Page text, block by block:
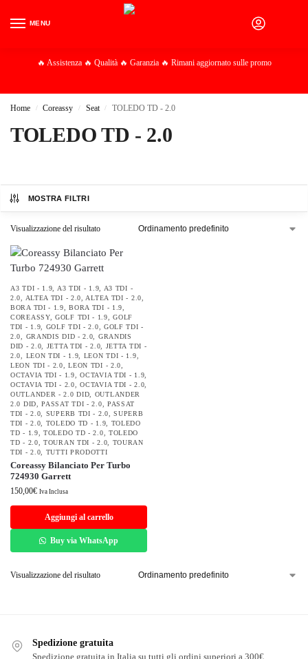
MENU
🔥 Assistenza 🔥 Qualità 🔥 Garanzia 🔥 Rimani aggiornato sulle promo
Home / Coreassy / Seat / TOLEDO TD - 2.0
TOLEDO TD - 2.0
MOSTRA FILTRI
Visualizzazione del risultato
A3 TDI - 1.9 A3 TDI - 1.9
A3 TDI -
2.0
ALTEA TDI - 2.0 ALTEA TDI - 2.0
BORA TDI - 1.9 ,BORA TDI - 1.9
COREASSY,GOLF TDI - 1.9 ,GOLF
TDI - 1.9
GOLF TDI - 2.0
GOLF TDI -
2.0
GRANDIS DID - 2.0
GRANDIS
DID - 2.0
JETTA TDI - 2.0
JETTA TDI -
2.0
LEON TDI - 1.9 LEON TDI - 1.9
LEON TDI - 2.0 ,LEON TDI - 2.0
OCTAVIA TDI - 1.9 ,OCTAVIA TDI - 1.9
OCTAVIA TDI - 2.0 ,OCTAVIA TDI - 2.0
OUTLANDER - 2.0 DID
OUTLANDER
2.0 DID ,PASSAT TDI - 2.0
PASSAT
TDI - 2.0
SUPERB TDI - 2.0 ,SUPERB
TDI - 2.0
TOLEDO TD - 1.9
TOLEDO
TD - 1.9 ,TOLEDO TD - 2.0
TOLEDO
TD - 2.0 ,TOURAN TDI - 2.0
TOURAN
TDI - 2.0
TUTTI PRODOTTI
Coreassy Bilanciato Per Turbo
724930 Garrett
150,00€ Iva Inclusa
Aggiungi al carrello
Buy via WhatsApp
Visualizzazione del risultato
Spedizione gratuita
Spedizione gratuita in Italia su tutti gli ordini superiori a 300€